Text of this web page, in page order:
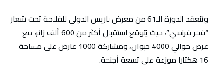
وتنعقد الدورة الـ61 من معرض باريس الدولي للفلاحة تحت شعار
“فخر فرنسي”، حيث يُتوقع استقبال أكثر من 600 ألف زائر، مع
عرض حوالي 4000 حيوان، ومشاركة 1000 عارض على مساحة
16 هكتارا موزعة على تسعة أجنحة.